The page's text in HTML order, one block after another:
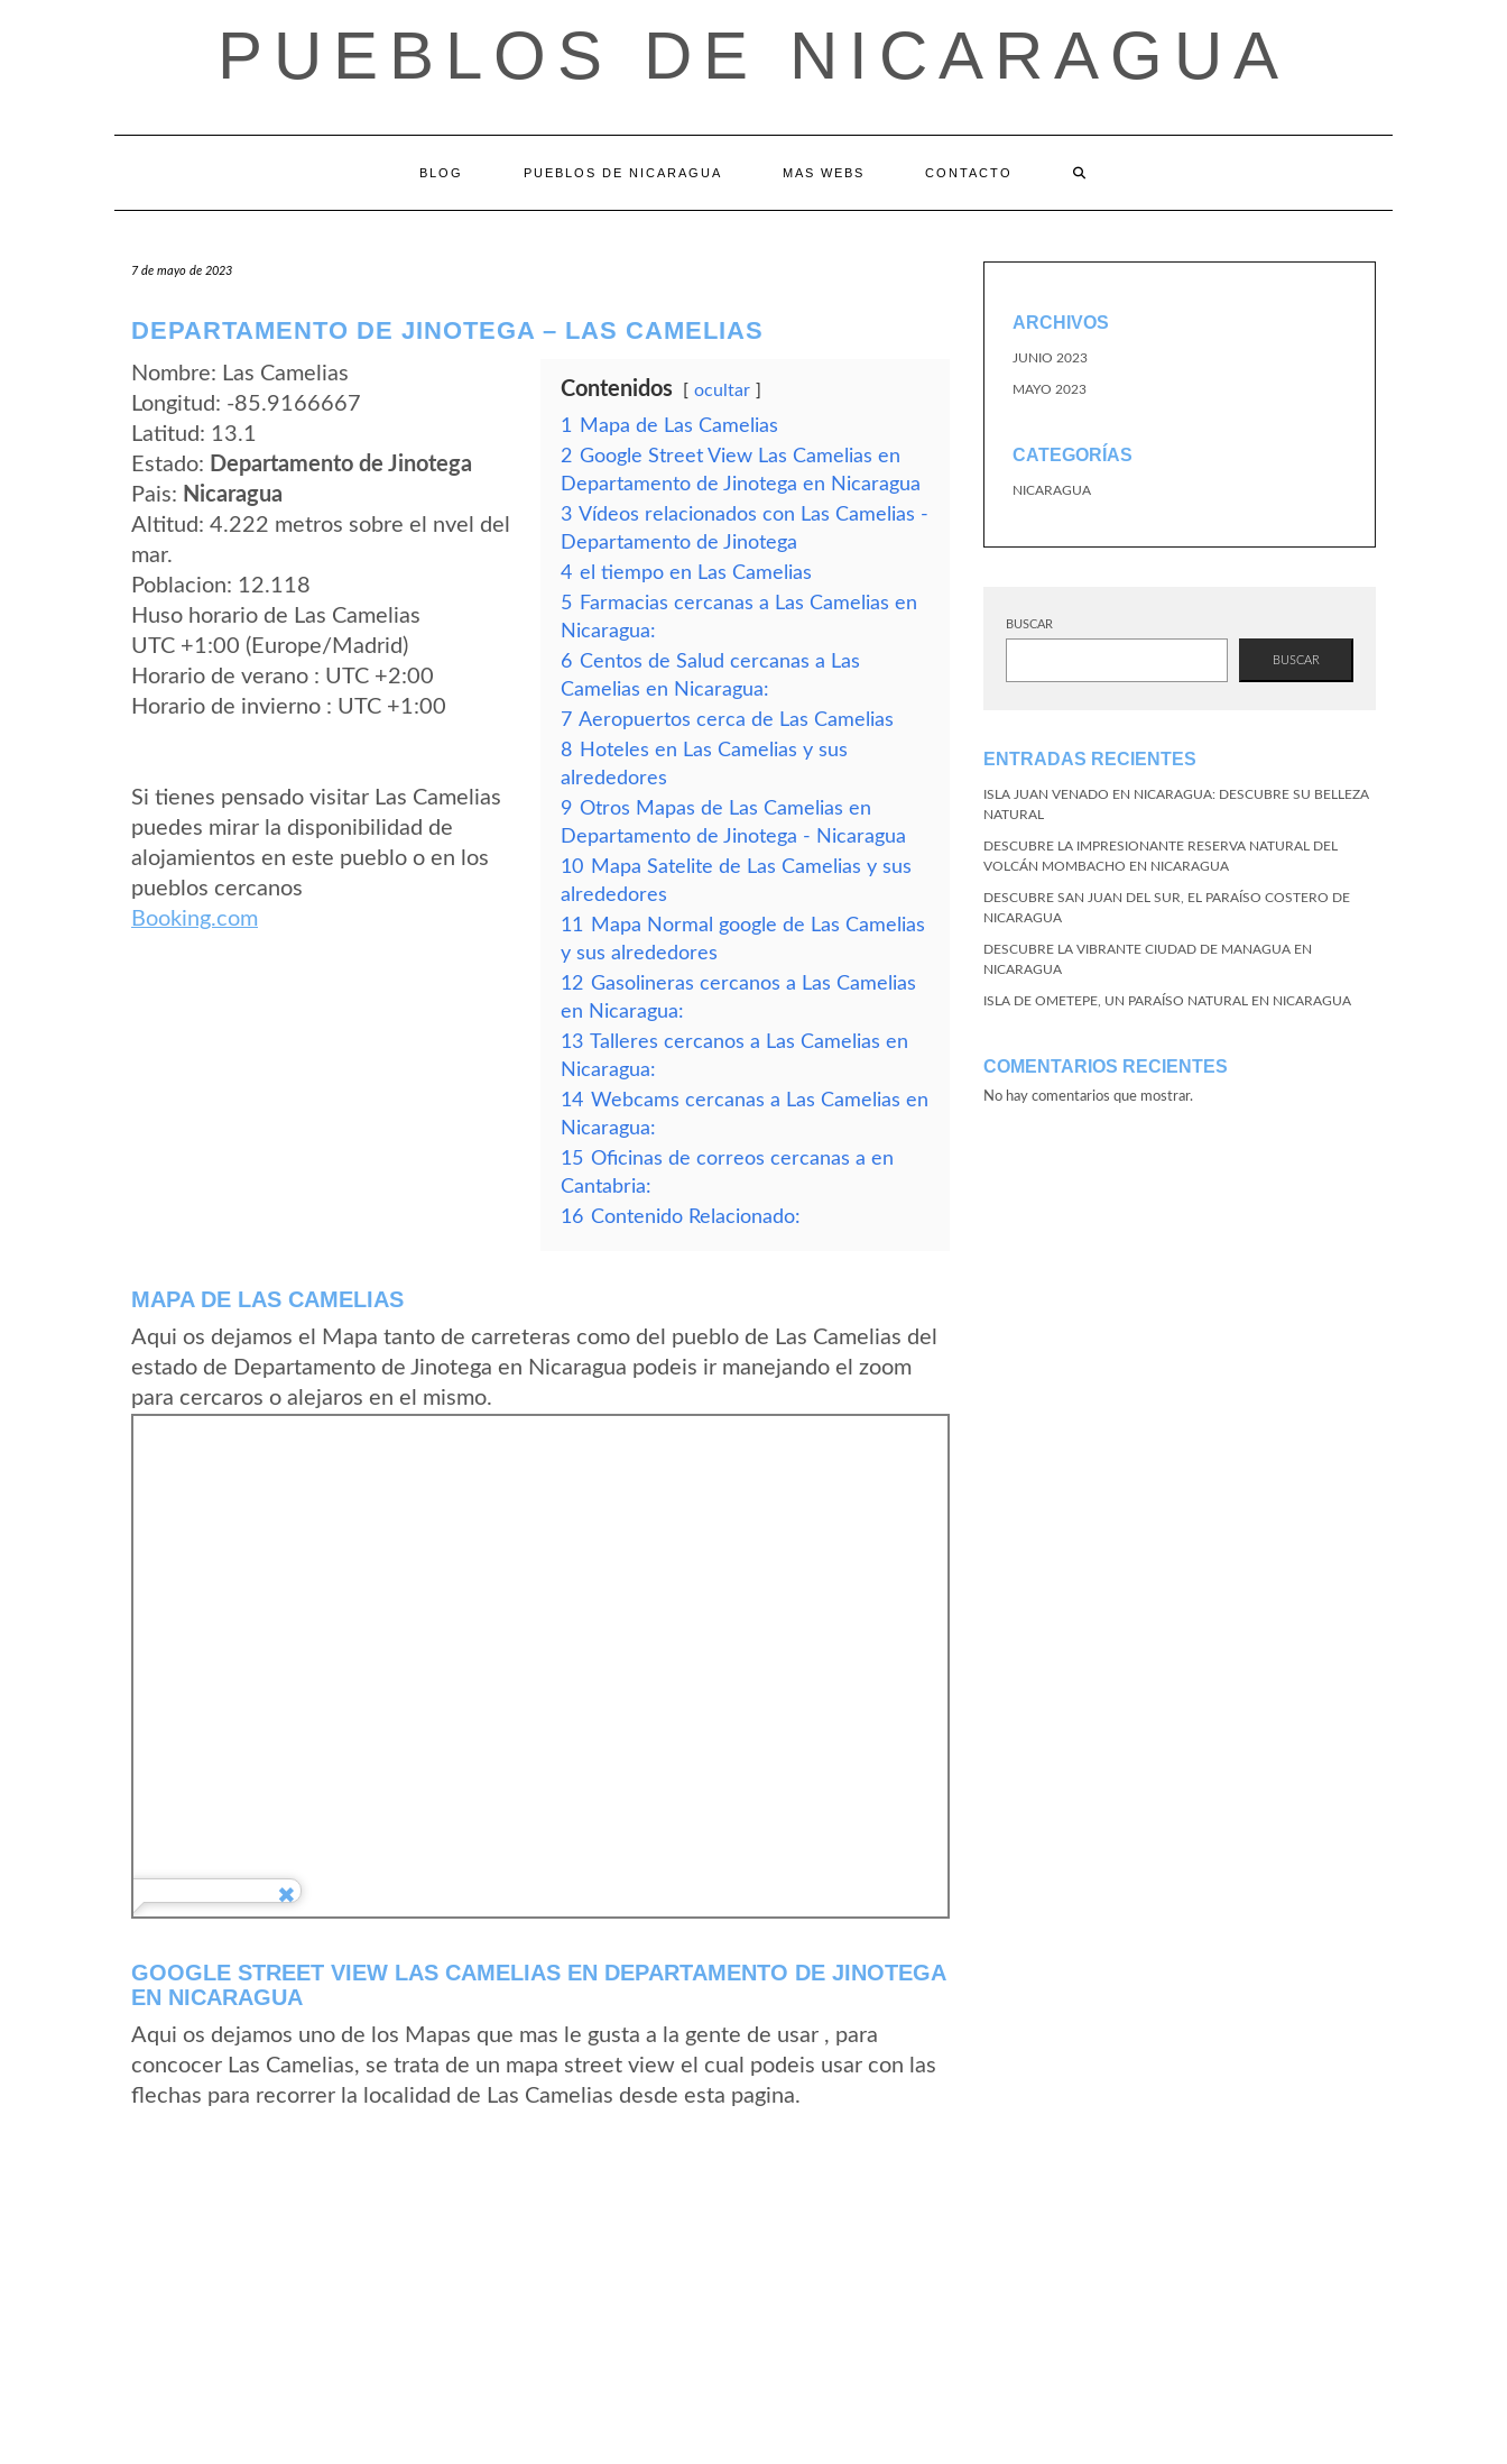
PUEBLOS DE NICARAGUA
BLOG PUEBLOS DE NICARAGUA MAS WEBS CONTACTO
7 de mayo de 2023
DEPARTAMENTO DE JINOTEGA – LAS CAMELIAS
Nombre: Las Camelias
Longitud: -85.9166667
Latitud: 13.1
Estado: Departamento de Jinotega
Pais: Nicaragua
Altitud: 4.222 metros sobre el nvel del
mar.
Poblacion: 12.118
Huso horario de Las Camelias
UTC +1:00 (Europe/Madrid)
Horario de verano : UTC +2:00
Horario de invierno : UTC +1:00
Si tienes pensado visitar Las Camelias
puedes mirar la disponibilidad de
alojamientos en este pueblo o en los
pueblos cercanos
Booking.com
Contenidos ocultar
1
Mapa de Las Camelias
2 Google Street View Las Camelias en
Departamento de Jinotega en Nicaragua
3 Vídeos relacionados con Las Camelias -
Departamento de Jinotega
4 el tiempo en Las Camelias
5 Farmacias cercanas a Las Camelias en
Nicaragua:
6 Centos de Salud cercanas a Las
Camelias en Nicaragua:
7 Aeropuertos cerca de Las Camelias
8 Hoteles en Las Camelias y sus
alrededores
9 Otros Mapas de Las Camelias en
Departamento de Jinotega - Nicaragua
10 Mapa Satelite de Las Camelias y sus
alrededores
11
Mapa Normal google de Las Camelias
y sus alrededores
12 Gasolineras cercanos a Las Camelias
en Nicaragua:
13 Talleres cercanos a Las Camelias en
Nicaragua:
14 Webcams cercanas a Las Camelias en
Nicaragua:
15 Oficinas de correos cercanas a en
Cantabria:
16 Contenido Relacionado:
MAPA DE LAS CAMELIAS
Aqui os dejamos el Mapa tanto de carreteras como del pueblo de Las Camelias del
estado de Departamento de Jinotega en Nicaragua podeis ir manejando el zoom
para cercaros o alejaros en el mismo.
GOOGLE STREET VIEW LAS CAMELIAS EN DEPARTAMENTO DE JINOTEGA
EN NICARAGUA
Aqui os dejamos uno de los Mapas que mas le gusta a la gente de usar , para
concocer Las Camelias, se trata de un mapa street view el cual podeis usar con las
flechas para recorrer la localidad de Las Camelias desde esta pagina.
ARCHIVOS
JUNIO 2023
MAYO 2023
CATEGORÍAS
NICARAGUA
BUSCAR
BUSCAR
ENTRADAS RECIENTES
ISLA JUAN VENADO EN NICARAGUA: DESCUBRE SU BELLEZA
NATURAL
DESCUBRE LA IMPRESIONANTE RESERVA NATURAL DEL
VOLCÁN MOMBACHO EN NICARAGUA
DESCUBRE SAN JUAN DEL SUR, EL PARAÍSO COSTERO DE
NICARAGUA
DESCUBRE LA VIBRANTE CIUDAD DE MANAGUA EN
NICARAGUA
ISLA DE OMETEPE, UN PARAÍSO NATURAL EN NICARAGUA
COMENTARIOS RECIENTES
No hay comentarios que mostrar.